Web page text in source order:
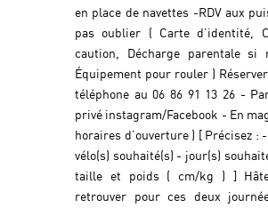
en place de navettes -RDV aux
pas oublier ( Carte d’identité,
caution, Décharge parentale si
Équipement pour rouler )
téléphone au 06 86 91 13 26 -
privé instagram/Facebook - En
horaires d’ouverture ) [ Précisez :
vélo(s) souhaité(s) - jour(s)
taille et poids ( cm/kg ) ]
retrouver pour ces deux